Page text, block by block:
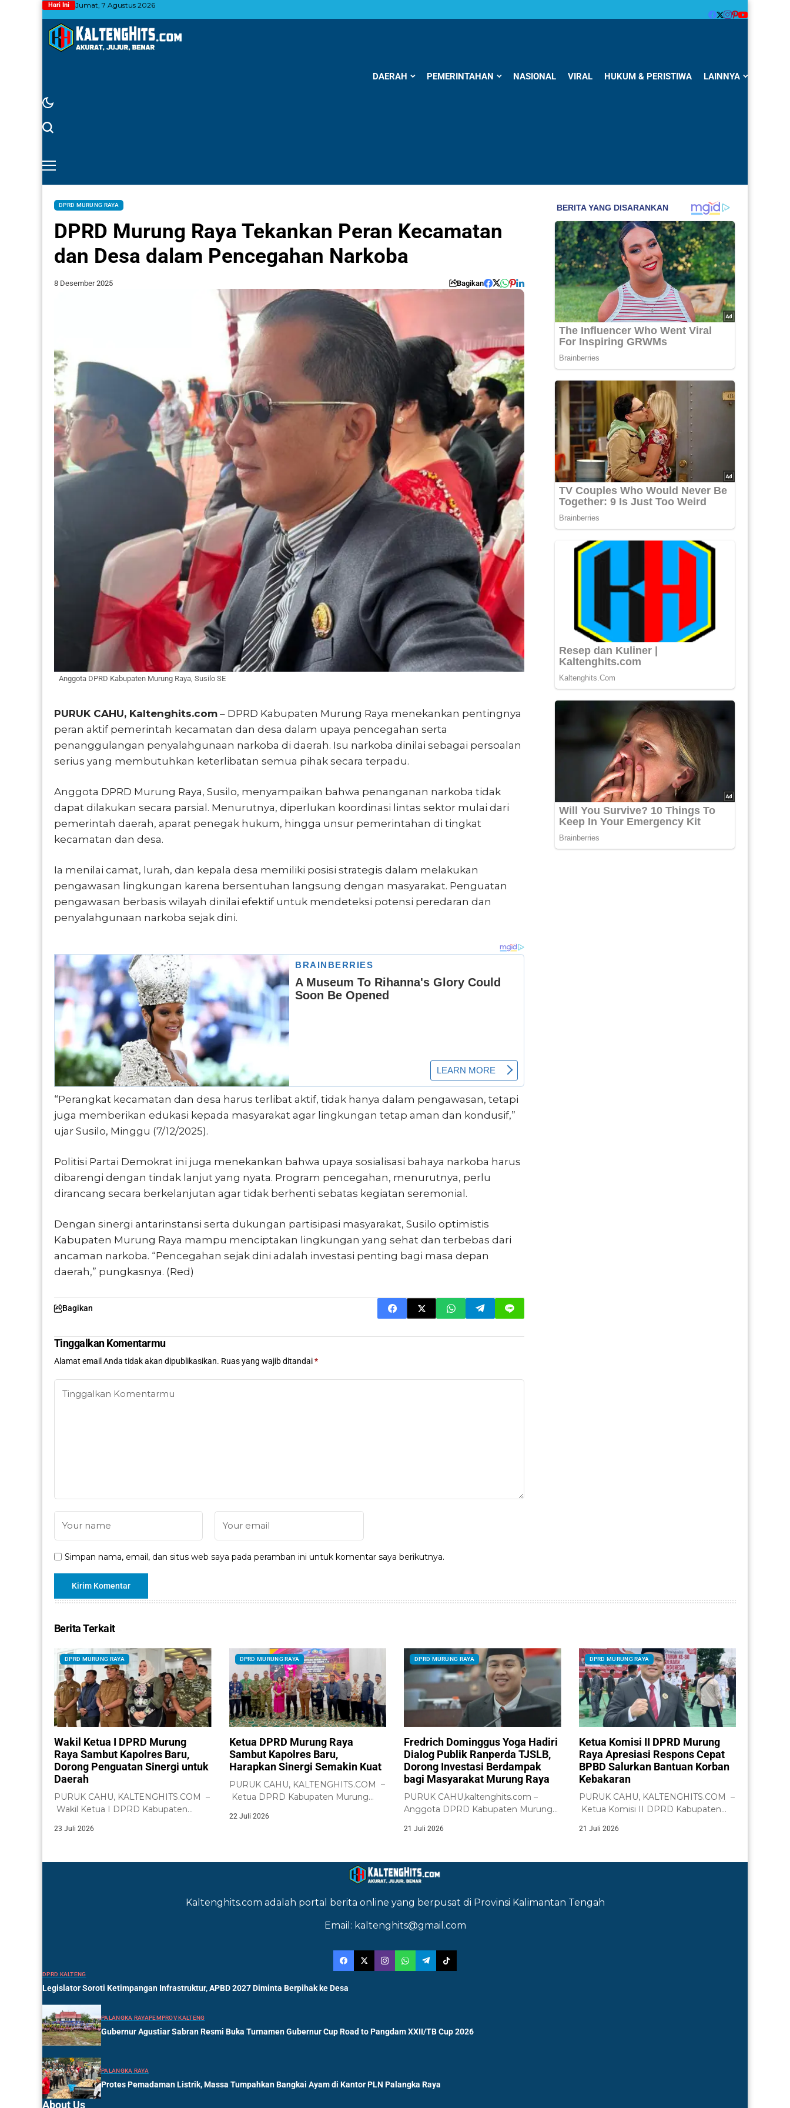
Hari Ini Jumat, 7 Agustus 2026
DAERAH PEMERINTAHAN NASIONAL VIRAL HUKUM & PERISTIWA LAINNYA
DPRD MURUNG RAYA
DPRD Murung Raya Tekankan Peran Kecamatan
dan Desa dalam Pencegahan Narkoba
8 Desember 2025 Bagikan
Anggota DPRD Kabupaten Murung Raya, Susilo SE
PURUK CAHU, Kaltenghits.com – DPRD Kabupaten Murung Raya menekankan pentingnya
peran aktif pemerintah kecamatan dan desa dalam upaya pencegahan serta
penanggulangan penyalahgunaan narkoba di daerah. Isu narkoba dinilai sebagai persoalan
serius yang membutuhkan keterlibatan semua pihak secara terpadu.
Anggota DPRD Murung Raya, Susilo, menyampaikan bahwa penanganan narkoba tidak
dapat dilakukan secara parsial. Menurutnya, diperlukan koordinasi lintas sektor mulai dari
pemerintah daerah, aparat penegak hukum, hingga unsur pemerintahan di tingkat
kecamatan dan desa.
Ia menilai camat, lurah, dan kepala desa memiliki posisi strategis dalam melakukan
pengawasan lingkungan karena bersentuhan langsung dengan masyarakat. Penguatan
pengawasan berbasis wilayah dinilai efektif untuk mendeteksi potensi peredaran dan
penyalahgunaan narkoba sejak dini.
“Perangkat kecamatan dan desa harus terlibat aktif, tidak hanya dalam pengawasan, tetapi
juga memberikan edukasi kepada masyarakat agar lingkungan tetap aman dan kondusif,”
ujar Susilo, Minggu (7/12/2025).
Politisi Partai Demokrat ini juga menekankan bahwa upaya sosialisasi bahaya narkoba harus
dibarengi dengan tindak lanjut yang nyata. Program pencegahan, menurutnya, perlu
dirancang secara berkelanjutan agar tidak berhenti sebatas kegiatan seremonial.
Dengan sinergi antarinstansi serta dukungan partisipasi masyarakat, Susilo optimistis
Kabupaten Murung Raya mampu menciptakan lingkungan yang sehat dan terbebas dari
ancaman narkoba. “Pencegahan sejak dini adalah investasi penting bagi masa depan
daerah,” pungkasnya. (Red)
Bagikan
Tinggalkan Komentarmu
Alamat email Anda tidak akan dipublikasikan. Ruas yang wajib ditandai*
Simpan nama, email, dan situs web saya pada peramban ini untuk komentar saya berikutnya.
Berita Terkait
DPRD MURUNG RAYA
Wakil Ketua I DPRD Murung
Raya Sambut Kapolres Baru,
Dorong Penguatan Sinergi untuk
Daerah
PURUK CAHU, KALTENGHITS.COM –
Wakil Ketua I DPRD Kabupaten
23 Juli 2026
DPRD MURUNG RAYA
Ketua DPRD Murung Raya
Sambut Kapolres Baru,
Harapkan Sinergi Semakin Kuat
PURUK CAHU, KALTENGHITS.COM –
Ketua DPRD Kabupaten Murung
22 Juli 2026
DPRD MURUNG RAYA
Fredrich Dominggus Yoga Hadiri
Dialog Publik Ranperda TJSLB,
Dorong Investasi Berdampak
bagi Masyarakat Murung Raya
PURUK CAHU,kaltenghits.com –
Anggota DPRD Kabupaten Murung
S.H.,...
21 Juli 2026
DPRD MURUNG RAYA
Ketua Komisi II DPRD Murung
Raya Apresiasi Respons Cepat
BPBD Salurkan Bantuan Korban
Kebakaran
PURUK CAHU, KALTENGHITS.COM –
Ketua Komisi II DPRD Kabupaten
21 Juli 2026
Kaltenghits.com adalah portal berita online yang berpusat di Provinsi Kalimantan Tengah
Email: kaltenghits@gmail.com
DPRD KALTENG
Legislator Soroti Ketimpangan Infrastruktur, APBD 2027 Diminta Berpihak ke Desa
PALANGKA RAYAPEMPROV KALTENG
Gubernur Agustiar Sabran Resmi Buka Turnamen Gubernur Cup Road to Pangdam XXII/TB Cup 2026
PALANGKA RAYA
Protes Pemadaman Listrik, Massa Tumpahkan Bangkai Ayam di Kantor PLN Palangka Raya
About Us